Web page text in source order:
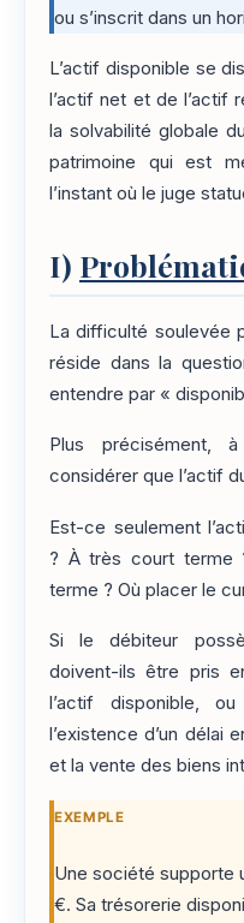
ou s’inscrit dans un
L’actif disponible se
l’actif net et de l’actif
la solvabilité globale
patrimoine qui est
l’instant où le juge
I)
La difficulté soulevée
réside dans la
entendre par «
Plus précisément,
considérer que l’actif
Est-ce seulement
? À très court terme
terme ? Où placer le
Si le débiteur
doivent-ils être pris
l’actif disponible,
l’existence d’un délai
et la vente des biens
EXEMPLE
Une société supporte
€. Sa trésorerie